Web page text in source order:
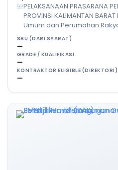
PELAKSANAAN PRASARANA
PROVINSI KALIMANTAN
Umum dan Perumahan
SBU (DARI SYARAT)
—
GRADE / KUALIFIKASI
—
KONTRAKTOR ELIGIBLE (DIREKTORI)
—